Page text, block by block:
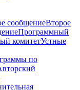
сообщениеВторое
Программный
комитетУстные
по